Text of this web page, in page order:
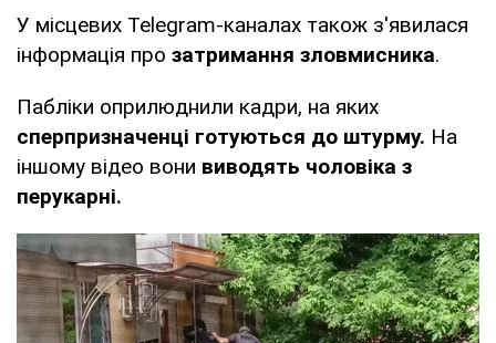
У місцевих Telegram-каналах також з'явилася
інформація про затримання зловмисника.
Пабліки оприлюднили кадри, на яких
сперпризначенці готуються до штурму. На
іншому відео вони виводять чоловіка з
перукарні.